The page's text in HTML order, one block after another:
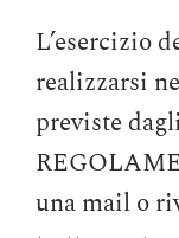
L’esercizio
realizzarsi
previste
una mail o